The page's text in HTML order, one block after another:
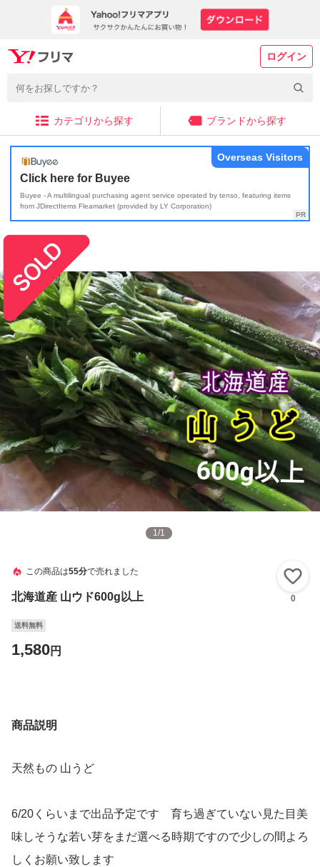
ログイン
カテゴリから探す ブランドから探す
Click here for Buyee
Buyee - A multilingual purchasing agent service operated by tenso, featuring items
from JDirectItems Fleamarket (provided by LY Corporation)
Overseas Visitors
1/1
この商品は55分で売れました
北海道産 山ウド600g以上 0
送料無料
1,580円
商品説明
天然もの 山うど
6/20くらいまで出品予定です 育ち過ぎていない見た目美
味しそうな若い芽をまだ選べる時期ですので少しの間よろ
しくお願い致します